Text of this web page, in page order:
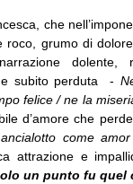
che
grumo di dolore
dolente,
e subito perduta -
felice / ne la
d’amore che
come
attrazione e
un punto fu quel